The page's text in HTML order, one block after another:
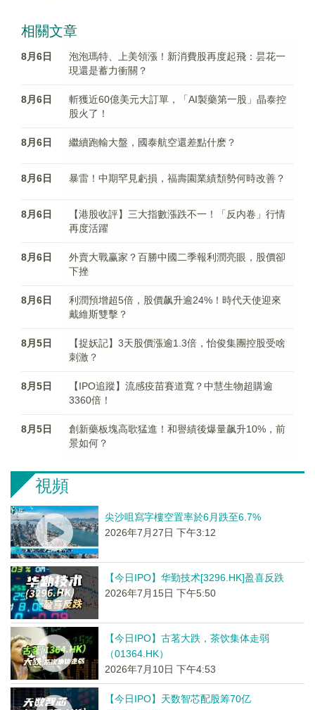
相關文章
8月6日
泡泡瑪特、上美領漲！新消費股再度起飛：昙花一
現還是蓄力衝關？
8月6日
斬獲近60億美元大訂單，「AI製藥第一股」晶泰控
股火了！
8月6日 繼續跑輸大盤，國泰航空還差點什麽？
8月6日 暴雷！中期罕見虧損，福壽園業績頹勢何時改善？
8月6日
【港股收評】三大指數漲跌不一！「反内卷」行情
再度活躍
8月6日
外賣大戰赢家？百勝中國二季報利潤亮眼，股價卻
下挫
8月6日
利潤預增超5倍，股價飙升逾24%！時代天使迎來
戴維斯雙擊？
8月5日
【捉妖記】3天股價漲逾1.3倍，怡俊集團控股受啥
刺激？
8月5日
【IPO追蹤】流感疫苗賽道寬？中慧生物超購逾
3360倍！
8月5日
創新藥板塊高歌猛進！和譽績後爆量飙升10%，前
景如何？
視頻
尖沙咀寫字樓空置率於6月跌至6.7%
2026年7月27日 下午3:12
【今日IPO】华勤技术[3296.HK]盈喜反跌
2026年7月15日 下午5:50
【今日IPO】古茗大跌，茶饮集体走弱
（01364.HK）
2026年7月10日 下午4:53
【今日IPO】天数智芯配股筹70亿